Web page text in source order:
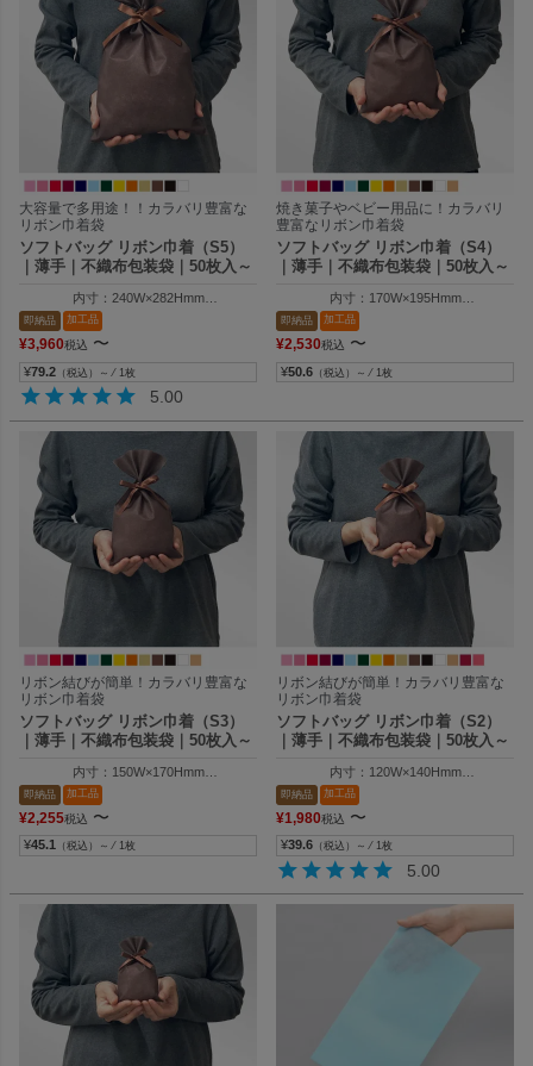
大容量で多用途！！カラバリ豊富な
リボン巾着袋
ソフトバッグ リボン巾着（S5）
｜薄手｜不織布包装袋｜50枚入～
内寸：240W×282Hmm
外寸：240W×400Hmm
即納品 加工品
¥3,960税込 〜
¥79.2 （税込）～ ⁄ 1枚
5.00
焼き菓子やベビー用品に！カラバリ
豊富なリボン巾着袋
ソフトバッグ リボン巾着（S4）
｜薄手｜不織布包装袋｜50枚入～
内寸：170W×195Hmm
外寸：170W×300Hmm
即納品 加工品
¥2,530税込 〜
¥50.6 （税込）～ ⁄ 1枚
リボン結びが簡単！カラバリ豊富な
リボン巾着袋
ソフトバッグ リボン巾着（S3）
｜薄手｜不織布包装袋｜50枚入～
内寸：150W×170Hmm
外寸：150W×250Hmm
即納品 加工品
¥2,255税込 〜
¥45.1 （税込）～ ⁄ 1枚
リボン結びが簡単！カラバリ豊富な
リボン巾着袋
ソフトバッグ リボン巾着（S2）
｜薄手｜不織布包装袋｜50枚入～
内寸：120W×140Hmm
外寸：120W×200Hmm
即納品 加工品
¥1,980税込 〜
¥39.6 （税込）～ ⁄ 1枚
5.00